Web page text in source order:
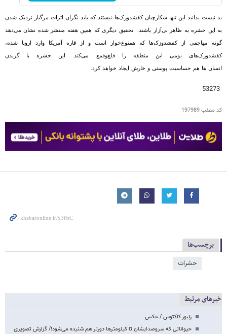
بد نیست بدانید این تنها شکارچیان کفشدوزک‌ها نیستند که باید نگران اثرات مرگبار نزدیک شدن
به این حشره به ظاهر بی‌آزار باشند. تحقیق دیگری که همین هفته منتشر شده نشان می‌دهد
گونه مهاجمی از کفشدوزک‌ها که همنوع‌خوار است و از قاره آمریکا وارد اروپا شده،
کفشدوزک‌های بومی این منطقه را قلع‌وقمع می‌کند. این حشره با گزیدن
انسان ها هم حساسیت پوستی و خارش ایجاد خواهد کرد.
53273
کد مطلب197989
برچسب‌ها
حشرات
خبرهای مرتبط
زنبور کاکتوس / عکس
حیواناتی که سروصدایشان تا کیلومترها دورتر هم شنیده می‌شود!/ گزارش تصویری